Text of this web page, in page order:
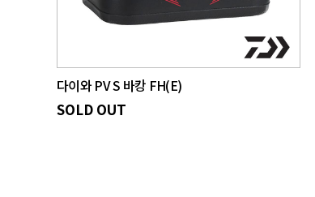
다이와 PV S 바캉 FH(E)
SOLD OUT